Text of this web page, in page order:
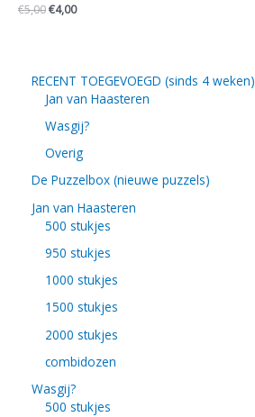
€5,00€4,00
RECENT TOEGEVOEGD (sinds 4 weken)
Jan van Haasteren
Wasgij?
Overig
De Puzzelbox (nieuwe puzzels)
Jan van Haasteren
500 stukjes
950 stukjes
1000 stukjes
1500 stukjes
2000 stukjes
combidozen
Wasgij?
500 stukjes